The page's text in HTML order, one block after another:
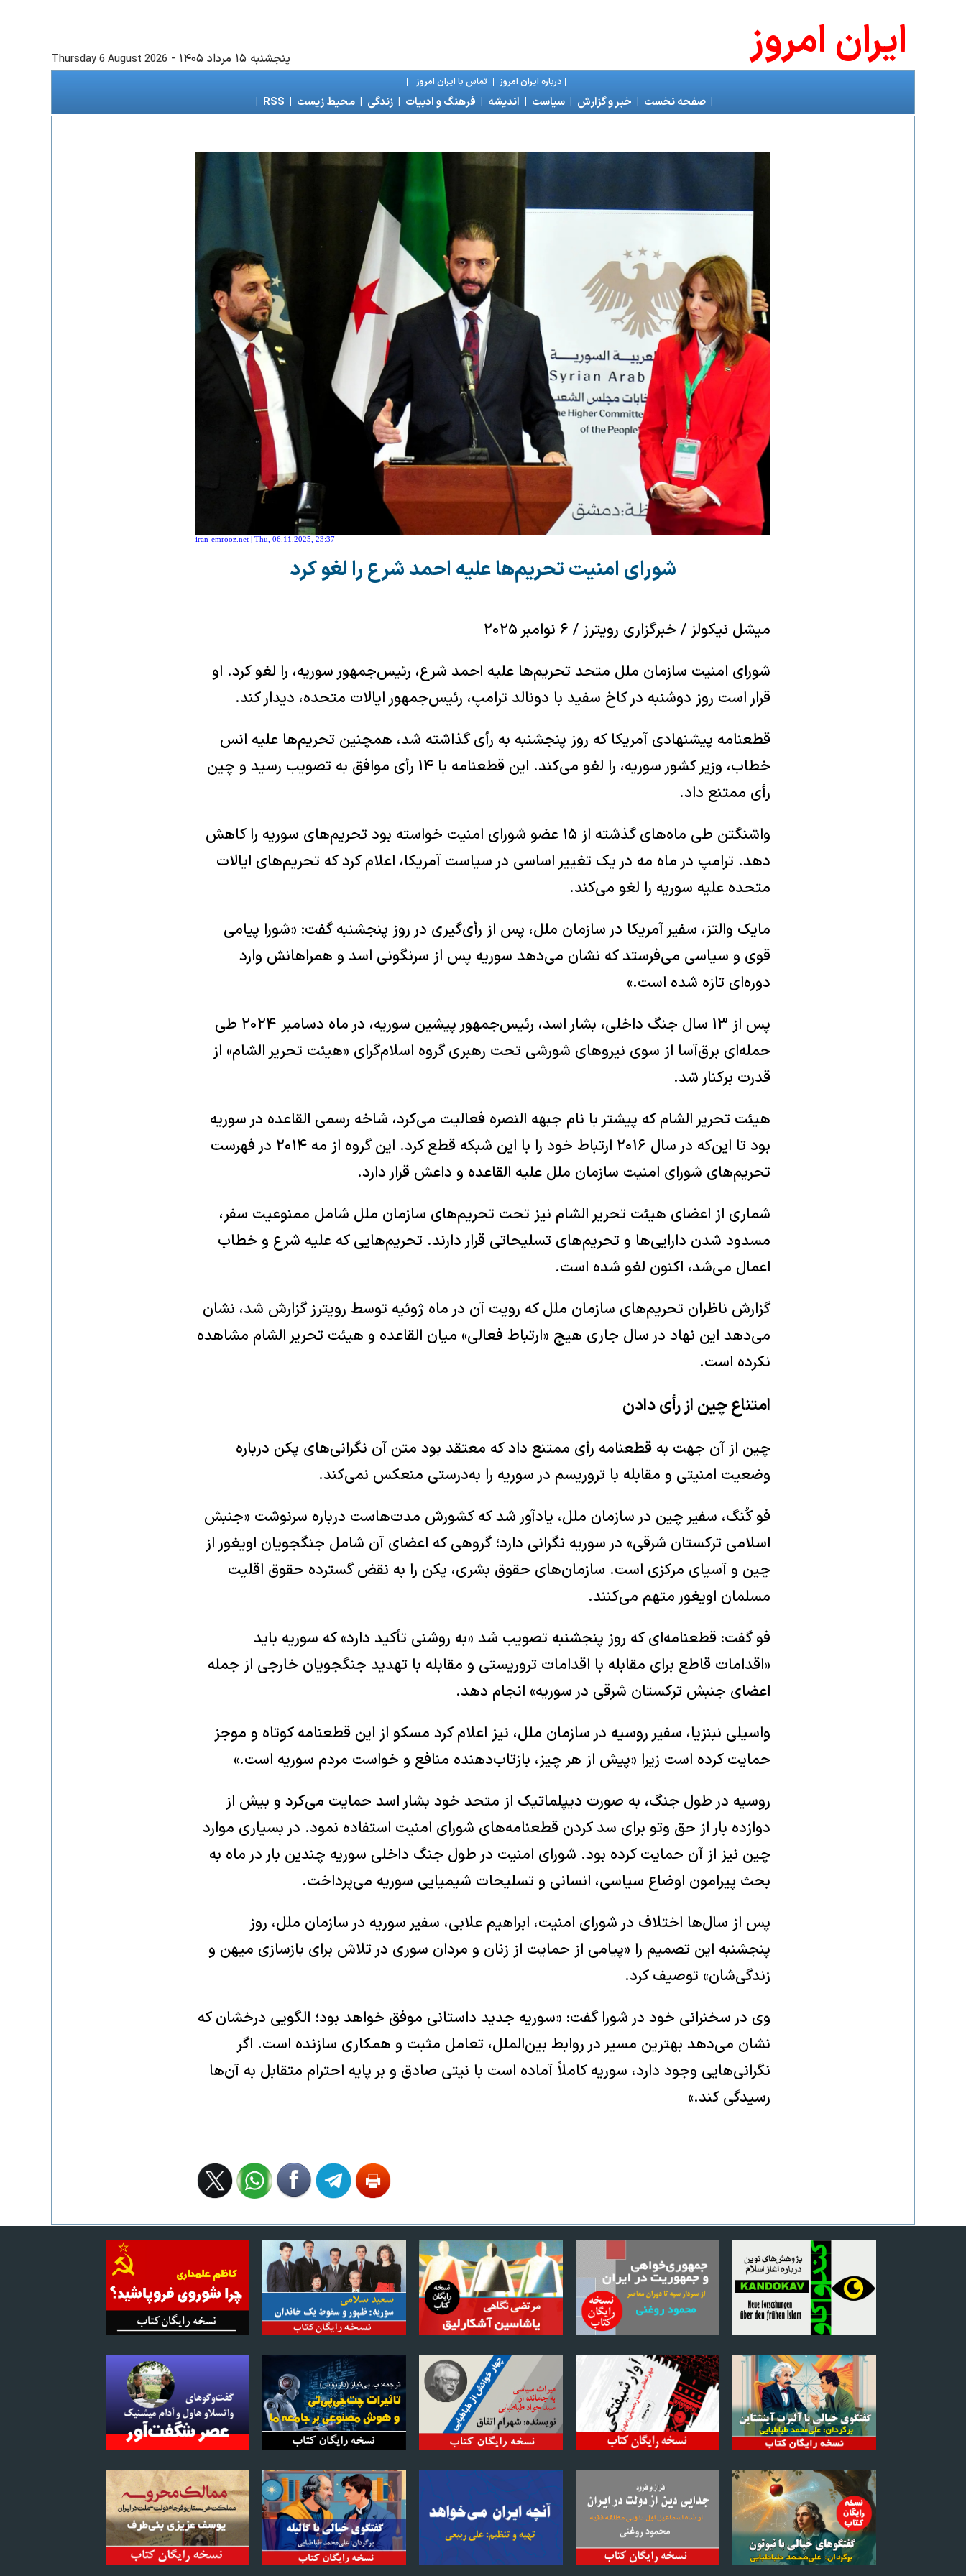
پنجشنبه ۱۵ مرداد ۱۴۰۵ -
Thursday 6 August 2026 ايران امروز
|درباره ايران امروز | تماس با ايران امروز |
| صفحه نخست | خبر و گزارش | سياست | انديشه | فرهنگ و ادبيات | زندگی | محیط زیست |
RSS
|
iran-emrooz.net | Thu, 06.11.2025, 23:37
شورای امنیت تحریم‌ها علیه احمد شرع را لغو کرد
میشل نیکولز / خبرگزاری رویترز / ۶ نوامبر ۲۰۲۵
شورای امنیت سازمان ملل متحد تحریم‌ها علیه احمد شرع، رئیس‌جمهور سوریه، را لغو کرد. او
قرار است روز دوشنبه در کاخ سفید با دونالد ترامپ، رئیس‌جمهور ایالات متحده، دیدار کند.
قطعنامه پیشنهادی آمریکا که روز پنجشنبه به رأی گذاشته شد، همچنین تحریم‌ها علیه انس
خطاب، وزیر کشور سوریه، را لغو می‌کند. این قطعنامه با ۱۴ رأی موافق به تصویب رسید و چین
رأی ممتنع داد.
واشنگتن طی ماه‌های گذشته از ۱۵ عضو شورای امنیت خواسته بود تحریم‌های سوریه را کاهش
دهد. ترامپ در ماه مه در یک تغییر اساسی در سیاست آمریکا، اعلام کرد که تحریم‌های ایالات
متحده علیه سوریه را لغو می‌کند.
مایک والتز، سفیر آمریکا در سازمان ملل، پس از رأی‌گیری در روز پنجشنبه گفت: «شورا پیامی
قوی و سیاسی می‌فرستد که نشان می‌دهد سوریه پس از سرنگونی اسد و همراهانش وارد
دوره‌ای تازه شده است.»
پس از ۱۳ سال جنگ داخلی، بشار اسد، رئیس‌جمهور پیشین سوریه، در ماه دسامبر ۲۰۲۴ طی
حمله‌ای برق‌آسا از سوی نیروهای شورشی تحت رهبری گروه اسلام‌گرای «هیئت تحرير الشام» از
قدرت برکنار شد.
هیئت تحریر الشام که پیشتر با نام جبهه النصره فعالیت می‌کرد، شاخه رسمی القاعده در سوریه
بود تا این‌که در سال ۲۰۱۶ ارتباط خود را با این شبکه قطع کرد. این گروه از مه ۲۰۱۴ در فهرست
تحریم‌های شورای امنیت سازمان ملل علیه القاعده و داعش قرار دارد.
شماری از اعضای هیئت تحریر الشام نیز تحت تحریم‌های سازمان ملل شامل ممنوعیت سفر،
مسدود شدن دارایی‌ها و تحریم‌های تسلیحاتی قرار دارند. تحریم‌هایی که علیه شرع و خطاب
اعمال می‌شد، اکنون لغو شده است.
گزارش ناظران تحریم‌های سازمان ملل که رویت آن در ماه ژوئیه توسط رویترز گزارش شد، نشان
می‌دهد این نهاد در سال جاری هیچ «ارتباط فعالی» میان القاعده و هیئت تحریر الشام مشاهده
نکرده است.
امتناع چین از رأی دادن
چین از آن جهت به قطعنامه رأی ممتنع داد که معتقد بود متن آن نگرانی‌های پکن درباره
وضعیت امنیتی و مقابله با تروریسم در سوریه را به‌درستی منعکس نمی‌کند.
فو کُنگ، سفیر چین در سازمان ملل، یادآور شد که کشورش مدت‌هاست درباره سرنوشت «جنبش
اسلامی ترکستان شرقی» در سوریه نگرانی دارد؛ گروهی که اعضای آن شامل جنگجویان اویغور از
چین و آسیای مرکزی است. سازمان‌های حقوق بشری، پکن را به نقض گسترده حقوق اقلیت
مسلمان اویغور متهم می‌کنند.
فو گفت: قطعنامه‌ای که روز پنجشنبه تصویب شد «به روشنی تأکید دارد» که سوریه باید
«اقدامات قاطع برای مقابله با اقدامات تروریستی و مقابله با تهدید جنگجویان خارجی از جمله
اعضای جنبش ترکستان شرقی در سوریه» انجام دهد.
واسیلی نبنزیا، سفیر روسیه در سازمان ملل، نیز اعلام کرد مسکو از این قطعنامه کوتاه و موجز
حمایت کرده است زیرا «پیش از هر چیز، بازتاب‌دهنده منافع و خواست مردم سوریه است.»
روسیه در طول جنگ، به صورت دیپلماتیک از متحد خود بشار اسد حمایت می‌کرد و بیش از
دوازده بار از حق وتو برای سد کردن قطعنامه‌های شورای امنیت استفاده نمود. در بسیاری موارد
چین نیز از آن حمایت کرده بود. شورای امنیت در طول جنگ داخلی سوریه چندین بار در ماه به
بحث پیرامون اوضاع سیاسی، انسانی و تسلیحات شیمیایی سوریه می‌پرداخت.
پس از سال‌ها اختلاف در شورای امنیت، ابراهیم علابی، سفیر سوریه در سازمان ملل، روز
پنجشنبه این تصمیم را «پیامی از حمایت از زنان و مردان سوری در تلاش برای بازسازی میهن و
زندگی‌شان» توصیف کرد.
وی در سخنرانی خود در شورا گفت: «سوریه جدید داستانی موفق خواهد بود؛ الگویی درخشان که
نشان می‌دهد بهترین مسیر در روابط بین‌الملل، تعامل مثبت و همکاری سازنده است. اگر
نگرانی‌هایی وجود دارد، سوریه کاملاً آماده است با نیتی صادق و بر پایه احترام متقابل به آن‌ها
رسیدگی کند.»